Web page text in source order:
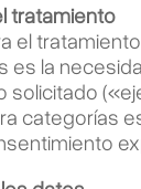
tratamiento
el
es la
solicitado («
categorías